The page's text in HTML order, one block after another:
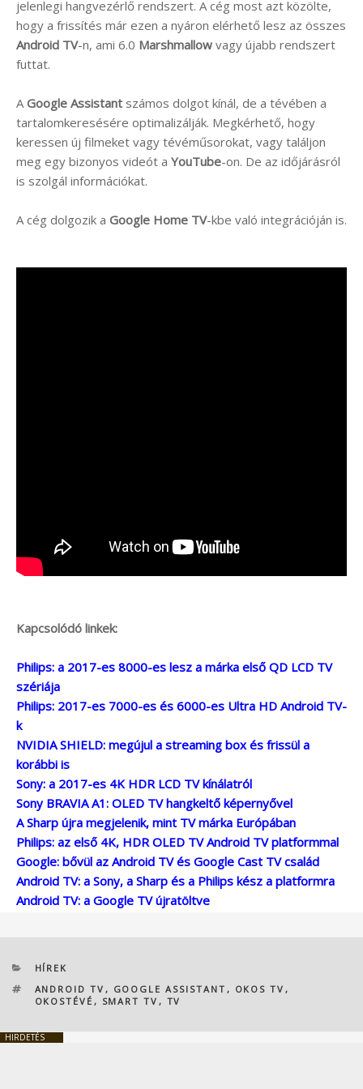
jelenlegi hangvezérlő rendszert. A cég most azt közölte,
hogy a frissítés már ezen a nyáron elérhető lesz az összes
Android TV-n, ami 6.0 Marshmallow vagy újabb rendszert
futtat.
AGoogle Assistant számos dolgot kínál, de a tévében a
tartalomkeresésére optimalizálják. Megkérhető, hogy
keressen új filmeket vagy tévéműsorokat, vagy találjon
meg egy bizonyos videót a YouTube-on. De az időjárásról
is szolgál információkat.
A cég dolgozik a Google Home TV-kbe való integrációján is.
Kapcsolódó linkek:
Philips: a 2017-es 8000-es lesz a márka első QD LCD TV
szériája
Philips: 2017-es 7000-es és 6000-es Ultra HD Android TV-
k
NVIDIA SHIELD: megújul a streaming box és frissül a
korábbi is
Sony: a 2017-es 4K HDR LCD TV kínálatról
Sony BRAVIA A1: OLED TV hangkeltő képernyővel
A Sharp újra megjelenik, mint TV márka Európában
Philips: az első 4K, HDR OLED TV Android TV platformmal
Google: bővül az Android TV és Google Cast TV család
Android TV: a Sony, a Sharp és a Philips kész a platformra
Android TV: a Google TV újratöltve
KATEGÓRIÁK
HÍREK
CÍMKÉK
ANDROID TV , GOOGLE ASSISTANT , OKOS TV ,
OKOSTÉVÉ , SMART TV , TV
HIRDETÉS